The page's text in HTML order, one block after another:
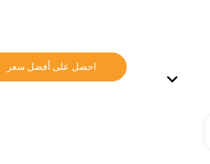
احصل على أفضل سعر